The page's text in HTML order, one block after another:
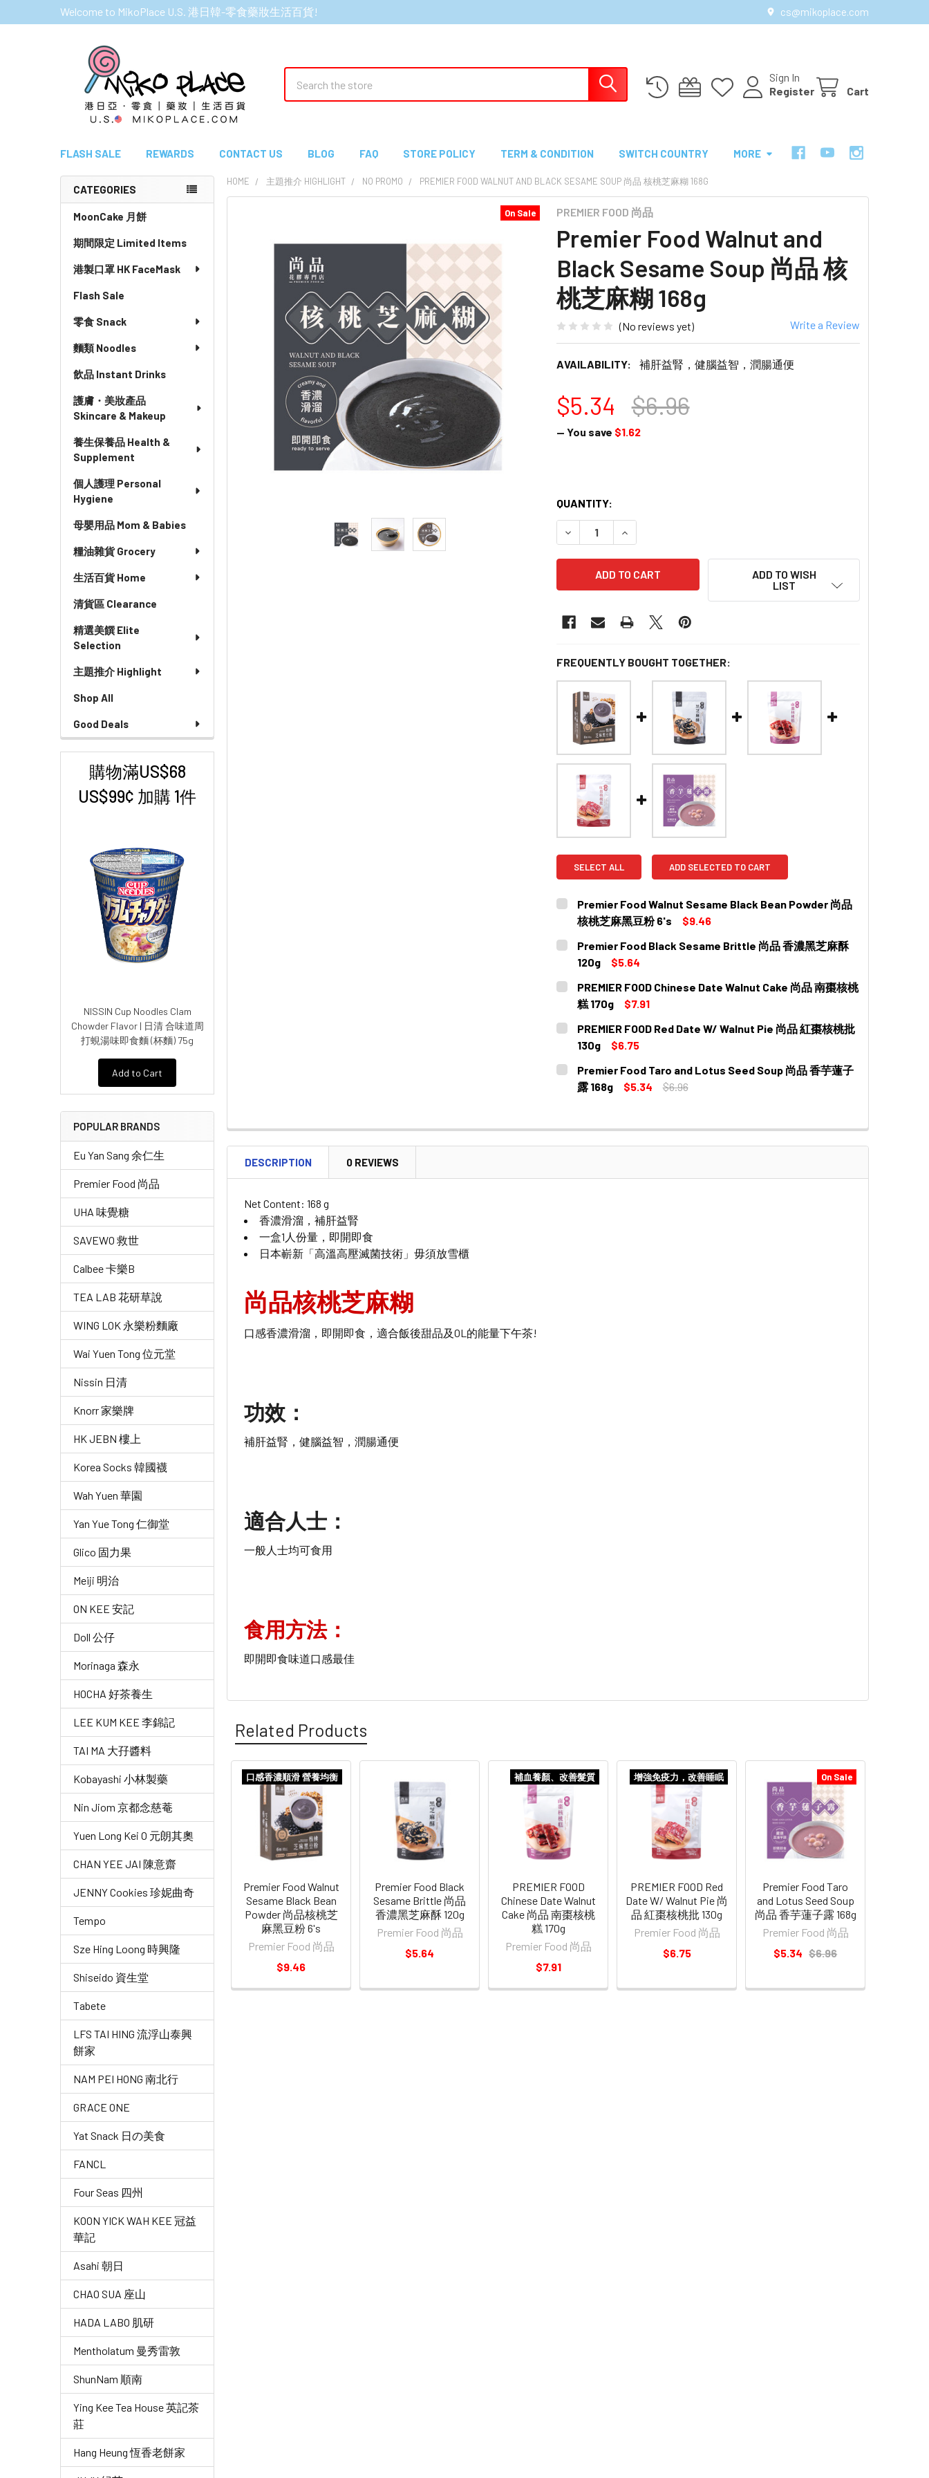
Welcome to MikoPlace U.S. 港日韓-零食藥妝生活百貨! cs@mikoplace.com
Sign In
Register
Cart
FLASH SALE REWARDS CONTACT US BLOG FAQ STORE POLICY TERM & CONDITION SWITCH COUNTRY MORE
Sidebar
CATEGORIES
MoonCake 月餅
期間限定 Limited Items
港製口罩 HK FaceMask
Flash Sale
零食 Snack
麵類 Noodles
飲品 Instant Drinks
護膚・美妝產品
Skincare & Makeup
養生保養品 Health &
Supplement
個人護理 Personal
Hygiene
母嬰用品 Mom & Babies
糧油雜貨 Grocery
生活百貨 Home
清貨區 Clearance
精選美饌 Elite
Selection
主題推介 Highlight
Shop All
Good Deals
購物滿US$68
US$99¢ 加購 1件
NISSIN Cup Noodles Clam
Chowder Flavor | 日清 合味道周
打蜆湯味即食麵 (杯麵) 75g
Add to Cart
POPULAR BRANDS
Eu Yan Sang 余仁生
Premier Food 尚品
UHA 味覺糖
SAVEWO 救世
Calbee 卡樂B
TEA LAB 花研草說
WING LOK 永樂粉麵廠
Wai Yuen Tong 位元堂
Nissin 日清
Knorr 家樂牌
HK JEBN 樓上
Korea Socks 韓國襪
Wah Yuen 華園
Yan Yue Tong 仁御堂
Glico 固力果
Meiji 明治
ON KEE 安記
Doll 公仔
Morinaga 森永
HOCHA 好茶養生
LEE KUM KEE 李錦記
TAI MA 大孖醬料
Kobayashi 小林製藥
Nin Jiom 京都念慈菴
Yuen Long Kei O 元朗其奧
CHAN YEE JAI 陳意齋
JENNY Cookies 珍妮曲奇
Tempo
Sze Hing Loong 時興隆
Shiseido 資生堂
Tabete
LFS TAI HING 流浮山泰興
餅家
NAM PEI HONG 南北行
GRACE ONE
Yat Snack 日の美食
FANCL
Four Seas 四州
KOON YICK WAH KEE 冠益
華記
Asahi 朝日
CHAO SUA 座山
HADA LABO 肌研
Mentholatum 曼秀雷敦
ShunNam 順南
Ying Kee Tea House 英記茶
莊
Hang Heung 恆香老餅家
HOME 主題推介 HIGHLIGHT NO PROMO PREMIER FOOD WALNUT AND BLACK SESAME SOUP 尚品 核桃芝麻糊 168G
PREMIER FOOD 尚品
Premier Food Walnut and
Black Sesame Soup 尚品 核
桃芝麻糊 168g
(No reviews yet) Write a Review
AVAILABILITY: 補肝益腎，健腦益智，潤腸通便
On Sale
$5.34 $6.96
— You save $1.62
QUANTITY:
DECREASE QUANTITY OF PREMIER FOOD WALNUT AND BLACK SESAME
INCREASE QUANTITY OF PREMIER FOOD WALNUT AND BLACK
ADD TO WISH
LIST
FREQUENTLY BOUGHT TOGETHER:
SELECT ALL ADD SELECTED TO CART
Premier Food Walnut Sesame Black Bean Powder 尚品
核桃芝麻黑豆粉 6's
$9.46
CURRENT
STOCK:
QUANTITY:
DECREASE QUANTITY OF PREMIER FOOD WALNUT SESAME BLACK BEAN
INCREASE QUANTITY OF PREMIER FOOD WALNUT SESAME
Premier Food Black Sesame Brittle 尚品 香濃黑芝麻酥
120g
$5.64
CURRENT
STOCK:
QUANTITY:
DECREASE QUANTITY OF PREMIER FOOD BLACK SESAME BRITTLE 尚品 香
INCREASE QUANTITY OF PREMIER FOOD BLACK SESAME
PREMIER FOOD Chinese Date Walnut Cake 尚品 南棗核桃
糕 170g
$7.91
CURRENT
STOCK:
QUANTITY:
DECREASE QUANTITY OF PREMIER FOOD CHINESE DATE WALNUT CAKE 尚
INCREASE QUANTITY OF PREMIER FOOD CHINESE DATE
PREMIER FOOD Red Date W/ Walnut Pie 尚品 紅棗核桃批
130g
$6.75
CURRENT
STOCK:
QUANTITY:
DECREASE QUANTITY OF PREMIER FOOD RED DATE W/ WALNUT PIE 尚品
INCREASE QUANTITY OF PREMIER FOOD RED DATE W/
Premier Food Taro and Lotus Seed Soup 尚品 香芋蓮子
露 168g
$5.34
$6.96
DECREASE QUANTITY OF PREMIER FOOD TARO AND LOTUS SEED SOUP 尚
INCREASE QUANTITY OF PREMIER FOOD TARO AND LOTUS
DESCRIPTION 0 REVIEWS
Net Content: 168 g
香濃滑溜，補肝益腎
一盒1人份量，即開即食
日本嶄新「高溫高壓滅菌技術」毋須放雪櫃
尚品核桃芝麻糊
口感香濃滑溜，即開即食，適合飯後甜品及OL的能量下午茶!
功效：
補肝益腎，健腦益智，潤腸通便
適合人士：
一般人士均可食用
食用方法：
即開即食味道口感最佳
Related Products
Related
Products
口感香濃順滑 營養均衡
Premier Food Walnut
Sesame Black Bean
Powder 尚品核桃芝
麻黑豆粉 6's
Premier Food 尚品
$9.46
Premier Food Black
Sesame Brittle 尚品
香濃黑芝麻酥 120g
Premier Food 尚品
$5.64
補血養顏、改善髮質
PREMIER FOOD
Chinese Date Walnut
Cake 尚品 南棗核桃
糕 170g
Premier Food 尚品
$7.91
增強免疫力，改善睡眠
PREMIER FOOD Red
Date W/ Walnut Pie 尚
品 紅棗核桃批 130g
Premier Food 尚品
$6.75
On Sale
Premier Food Taro
and Lotus Seed Soup
尚品 香芋蓮子露 168g
Premier Food 尚品
$5.34 $6.96